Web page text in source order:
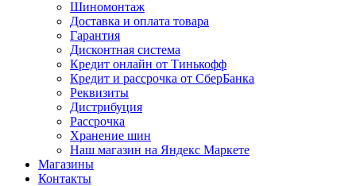
Шиномонтаж
Доставка и оплата товара
Гарантия
Дисконтная система
Кредит онлайн от Тинькофф
Кредит и рассрочка от СберБанка
Реквизиты
Дистрибуция
Рассрочка
Хранение шин
Наш магазин на Яндекс Маркете
Магазины
Контакты